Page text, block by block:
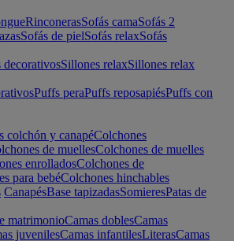
RinconerasSofás camaSofás 2
Sofás de pielSofás relaxSofás
decorativosSillones relaxSillones relax
Puffs peraPuffs reposapiésPuffs con
colchón y canapéColchones
de muellesColchones de muelles
enrolladosColchones de
para bebéColchones hinchables
CanapésBase tapizadasSomieresPatas de
matrimonioCamas doblesCamas
juvenilesCamas infantilesLiterasCamas